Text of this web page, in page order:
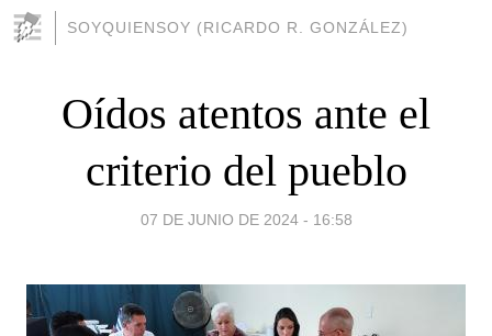
SOYQUIENSOY (RICARDO R. GONZÁLEZ)
Oídos atentos ante el
criterio del pueblo
07 DE JUNIO DE 2024 - 16:58